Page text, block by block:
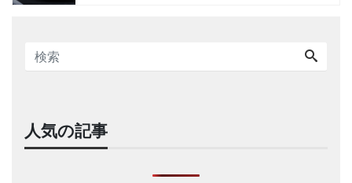
人気の記事